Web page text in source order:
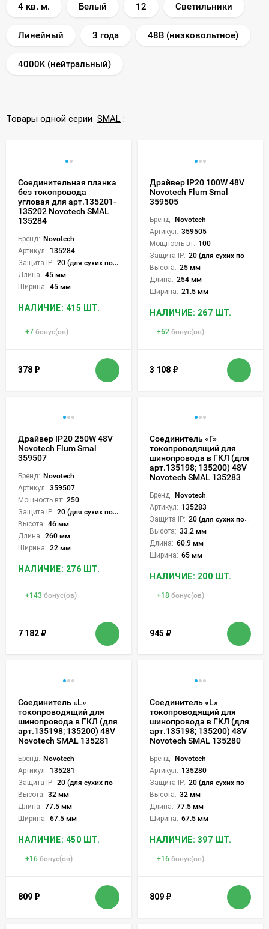
4 кв. м. Белый 12 Светильники
Линейный 3 года 48В (низковольтное)
4000K (нейтральный)
Товары одной серии SMAL :
Соединительная планка
без токопровода
угловая для арт.135201-
135202 Novotech SMAL
135284
Бренд: Novotech
Артикул: 135284
Защита IP: 20 (для сухих пом.)
Длина: 45 мм
Ширина: 45 мм
НАЛИЧИЕ: 415 ШТ.
+7 бонус(ов)
378 ₽
Драйвер IP20 100W 48V
Novotech Flum Smal
359505
Бренд: Novotech
Артикул: 359505
Мощность вт: 100
Защита IP: 20 (для сухих пом.)
Высота: 25 мм
Длина: 254 мм
Ширина: 21.5 мм
НАЛИЧИЕ: 267 ШТ.
+62 бонус(ов)
3 108 ₽
Драйвер IP20 250W 48V
Novotech Flum Smal
359507
Бренд: Novotech
Артикул: 359507
Мощность вт: 250
Защита IP: 20 (для сухих пом.)
Высота: 46 мм
Длина: 260 мм
Ширина: 22 мм
НАЛИЧИЕ: 276 ШТ.
+143 бонус(ов)
7 182 ₽
Соединитель «Г»
токопроводящий для
шинопровода в ГКЛ (для
арт.135198; 135200) 48V
Novotech SMAL 135283
Бренд: Novotech
Артикул: 135283
Защита IP: 20 (для сухих пом.)
Высота: 33.2 мм
Длина: 60.9 мм
Ширина: 65 мм
НАЛИЧИЕ: 200 ШТ.
+18 бонус(ов)
945 ₽
Соединитель «L»
токопроводящий для
шинопровода в ГКЛ (для
арт.135198; 135200) 48V
Novotech SMAL 135281
Бренд: Novotech
Артикул: 135281
Защита IP: 20 (для сухих пом.)
Высота: 32 мм
Длина: 77.5 мм
Ширина: 67.5 мм
НАЛИЧИЕ: 450 ШТ.
+16 бонус(ов)
809 ₽
Соединитель «L»
токопроводящий для
шинопровода в ГКЛ (для
арт.135198; 135200) 48V
Novotech SMAL 135280
Бренд: Novotech
Артикул: 135280
Защита IP: 20 (для сухих пом.)
Высота: 32 мм
Длина: 77.5 мм
Ширина: 67.5 мм
НАЛИЧИЕ: 397 ШТ.
+16 бонус(ов)
809 ₽